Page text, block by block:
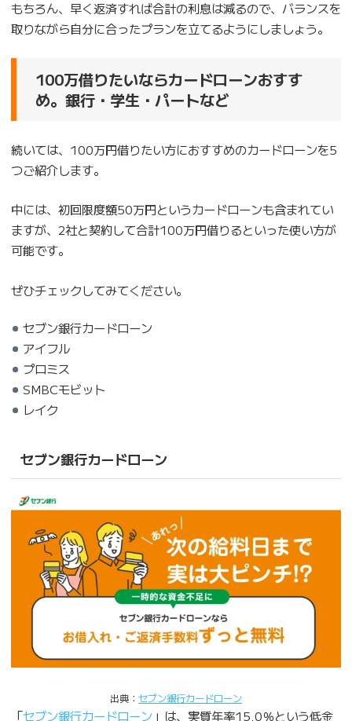
もちろん、早く返済すれば合計の利息は減るので、バランスを
取りながら自分に合ったプランを立てるようにしましょう。
100万借りたいならカードローンおすす
め。銀行・学生・パートなど
続いては、100万円借りたい方におすすめのカードローンを5
つご紹介します。
中には、初回限度額50万円というカードローンも含まれてい
ますが、2社と契約して合計100万円借りるといった使い方が
可能です。
ぜひチェックしてみてください。
セブン銀行カードローン
アイフル
プロミス
SMBCモビット
レイク
セブン銀行カードローン
出典： セブン銀行カードローン
「セブン銀行カードローン 」は、実質年率15.0％という低金